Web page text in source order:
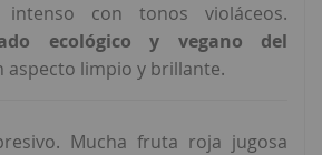
con tonos violáceos.
ecológico y vegano del
aspecto limpio y brillante.
Mucha fruta roja jugosa